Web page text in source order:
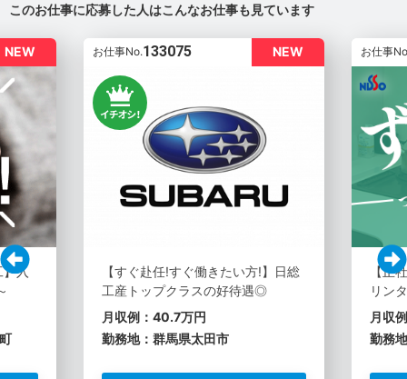
このお仕事に応募した人はこんなお仕事も見ています
NEW
入
NEW
お仕事No.133075
【すぐ赴任!すぐ働きたい方!】日総
工産トップクラスの好待遇◎
月収例：40.7万円
勤務地：群馬県太田市
お仕事
【正
リン
月収
勤務